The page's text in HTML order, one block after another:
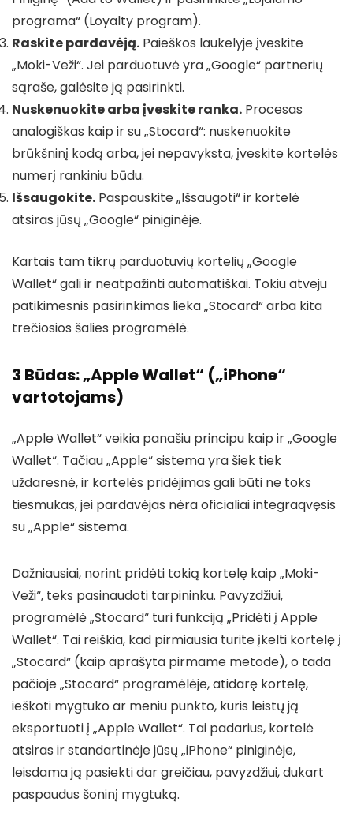
programa“ (Loyalty program).
Raskite pardavėją. Paieškos laukelyje įveskite
„Moki-Veži“. Jei parduotuvė yra „Google“ partnerių
sąraše, galėsite ją pasirinkti.
Nuskenuokite arba įveskite ranka. Procesas
analogiškas kaip ir su „Stocard“: nuskenuokite
brūkšninį kodą arba, jei nepavyksta, įveskite kortelės
numerį rankiniu būdu.
Išsaugokite. Paspauskite „Išsaugoti“ ir kortelė
atsiras jūsų „Google“ piniginėje.
Kartais tam tikrų parduotuvių kortelių „Google
Wallet“ gali ir neatpažinti automatiškai. Tokiu atveju
patikimesnis pasirinkimas lieka „Stocard“ arba kita
trečiosios šalies programėlė.
3 Būdas: „Apple Wallet“ („iPhone“
vartotojams)
„Apple Wallet“ veikia panašiu principu kaip ir „Google
Wallet“. Tačiau „Apple“ sistema yra šiek tiek
uždaresnė, ir kortelės pridėjimas gali būti ne toks
tiesmukas, jei pardavėjas nėra oficialiai integraqvęsis
su „Apple“ sistema.
Dažniausiai, norint pridėti tokią kortelę kaip „Moki-
Veži“, teks pasinaudoti tarpininku. Pavyzdžiui,
programėlė „Stocard“ turi funkciją „Pridėti į Apple
Wallet“. Tai reiškia, kad pirmiausia turite įkelti kortelę į
„Stocard“ (kaip aprašyta pirmame metode), o tada
pačioje „Stocard“ programėlėje, atidarę kortelę,
ieškoti mygtuko ar meniu punkto, kuris leistų ją
eksportuoti į „Apple Wallet“. Tai padarius, kortelė
atsiras ir standartinėje jūsų „iPhone“ piniginėje,
leisdama ją pasiekti dar greičiau, pavyzdžiui, dukart
paspaudus šoninį mygtuką.